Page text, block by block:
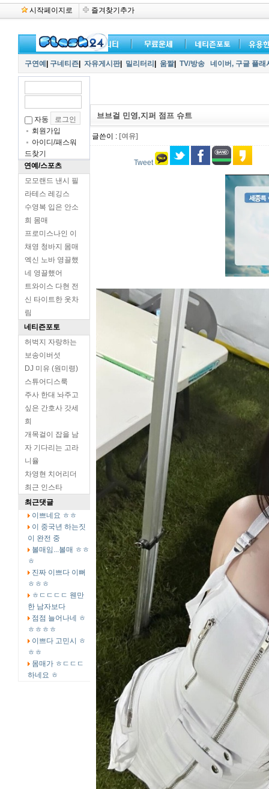
시작페이지로 즐겨찾기추가
구연예 구네티즌 자유게시판| 밀리터리 움짤| TV/방송 네이버, 구글 플
자동
회원가입
아이디/패스워
드찾기
연예/스포츠
모모랜드 낸시 필
라테스 레깅스
수영복 입은 안소
희 몸매
프로미스나인 이
채영 청바지 몸매
엑신 노바 영끌했
네 영끌했어
트와이스 다현 전
신 타이트한 옷차
림
네티즌포토
허벅지 자랑하는
보송이버섯
DJ 미유 (원미령)
스튜어디스룩
주사 한대 놔주고
싶은 간호사 갓세
희
개목걸이 잡을 남
자 기다리는 고라
니율
차영현 치어리더
최근 인스타
최근댓글
이쁘네요 ㅎㅎ
이 중국년 하는짓
이 완전 중
볼매임...볼매 ㅎㅎ
ㅎ
진짜 이쁘다 이뻐
ㅎㅎㅎ
ㅎㄷㄷㄷㄷ 웬만
한 남자보다
점점 늘어나네 ㅎ
ㅎㅎㅎㅎ
이쁘다 고민시 ㅎ
ㅎㅎ
몸매가 ㅎㄷㄷㄷ
하네요 ㅎ
브브걸 민영,지퍼 점프 슈트
글쓴이 : [여유]
Tweet